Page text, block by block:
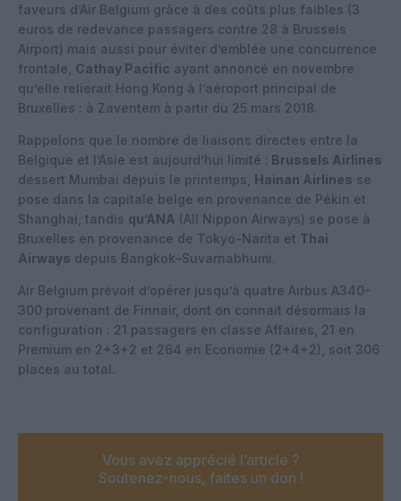
faveurs d’Air Belgium grâce à des coûts plus faibles (3
euros de redevance passagers contre 28 à Brussels
Airport) mais aussi pour éviter d’emblée une concurrence
frontale, Cathay Pacific ayant annoncé en novembre
qu’elle relierait Hong Kong à l’aéroport principal de
Bruxelles : à Zaventem à partir du 25 mars 2018.
Rappelons que le nombre de liaisons directes entre la
Belgique et l’Asie est aujourd’hui limité : Brussels Airlines
dessert Mumbai depuis le printemps, Hainan Airlines se
pose dans la capitale belge en provenance de Pékin et
Shanghai, tandis qu’ANA (All Nippon Airways) se pose à
Bruxelles en provenance de Tokyo-Narita et Thai
Airways depuis Bangkok–Suvarnabhumi.
Air Belgium prévoit d’opérer jusqu’à quatre Airbus A340-
300 provenant de Finnair, dont on connait désormais la
configuration : 21 passagers en classe Affaires, 21 en
Premium en 2+3+2 et 264 en Economie (2+4+2), soit 306
places au total.
Vous avez apprécié l’article ?
Soutenez-nous, faites un don !